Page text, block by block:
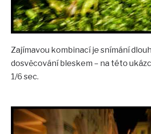
Zajímavou kombinací je snímání
dosvěcování bleskem – na této
1/6 sec.